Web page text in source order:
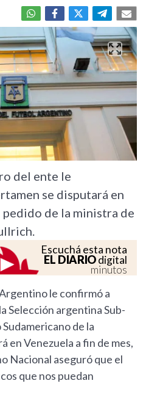
del ente le
se disputará en
pedido de la ministra de
Escuchá esta nota
EL DIARIOdigital
minutos
le confirmó a
Selección argentina Sub-
de la
en Venezuela a fin de mes,
Nacional aseguró que el
que nos puedan